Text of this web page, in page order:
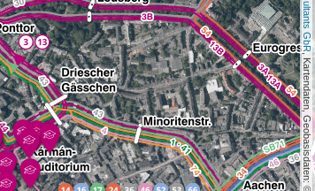
, Kartendaten, Geobasisdaten: ©